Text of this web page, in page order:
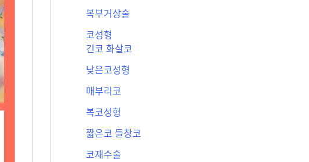
복부거상술
코성형
긴코 화살코
낮은코성형
매부리코
복코성형
짧은코 들창코
코재수술